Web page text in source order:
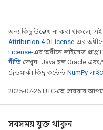
অন্য কিছু উল্লেখ না করা থাকলে, এই
Attribution 4.0 License-এর
License-এর অধীনে লাইসেন্স
নীতি দেখুন। Java হল Oracle এবং/
ট্রেডমার্ক। কিছু কন্টেন্ট NumPy
2025-07-26 UTC-তে শেষবার
সবসময় যুক্ত থাকুন